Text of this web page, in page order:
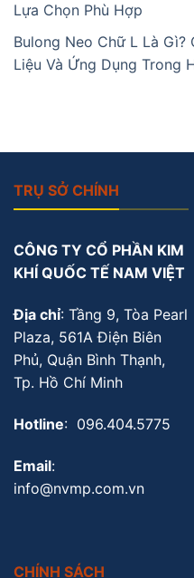
Lựa Chọn Phù Hợp
Bulong Neo Chữ L Là Gì?
Liệu Và Ứng Dụng Trong
TRỤ SỞ CHÍNH
CÔNG TY CỔ PHẦN KIM
KHÍ QUỐC TẾ NAM VIỆT
Địa chỉ: Tầng 9, Tòa Pearl
Plaza, 561A Điện Biên
Phủ, Quận Bình Thạnh,
Tp. Hồ Chí Minh
Hotline: 096.404.5775
Email:
info@nvmp.com.vn
CHÍNH SÁCH